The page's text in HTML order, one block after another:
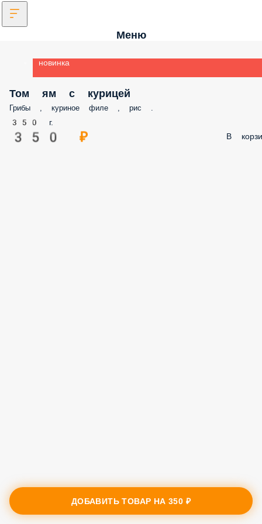
Меню
новинка
Том ям с курицей
Грибы , куриное филе , рис .
350 г.
350 ₽ В
ДОБАВИТЬ ТОВАР НА350 ₽